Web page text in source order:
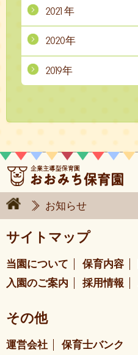
2021年
2020年
2019年
お知らせ
サイトマップ
当園について 保育内容
入園のご案内
採用情報
その他
運営会社 保育士バンク